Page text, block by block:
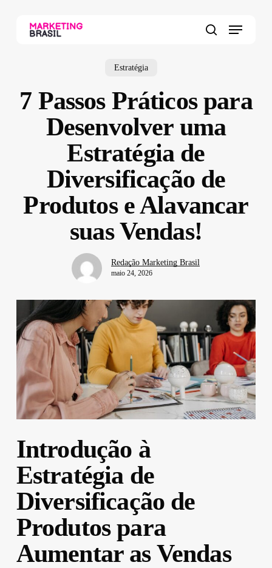
Menu
Estratégia
7 Passos Práticos para
Desenvolver uma
Estratégia de
Diversificação de
Produtos e Alavancar
suas Vendas!
Redação Marketing Brasil
maio 24, 2026
Introdução à
Estratégia de
Diversificação de
Produtos para
Aumentar as Vendas